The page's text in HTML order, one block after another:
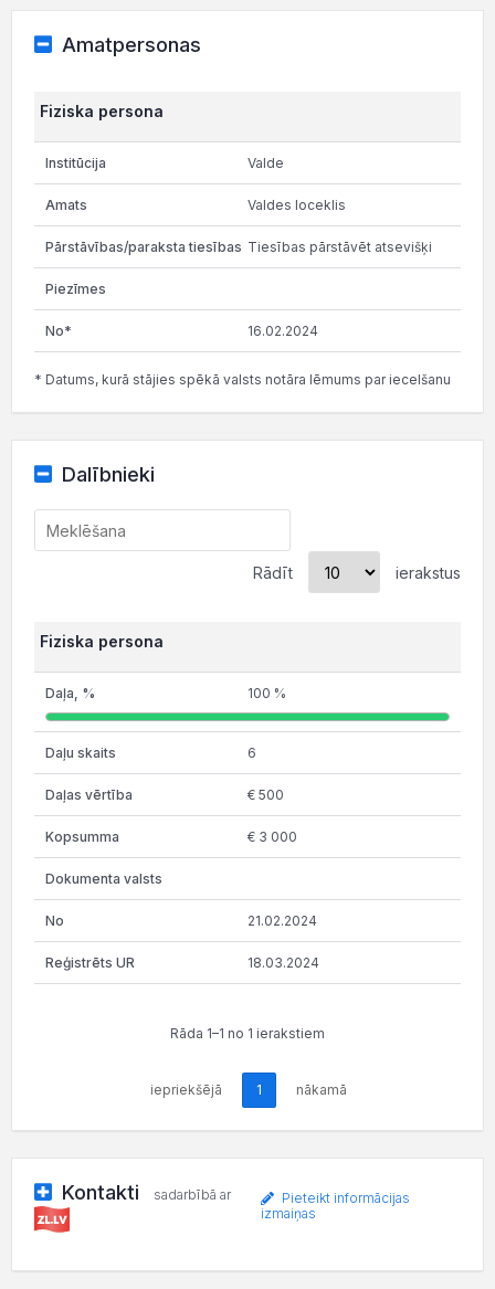
Amatpersonas
Fiziska persona
Valde
Valdes loceklis
Tiesības pārstāvēt atsevišķi
16.02.2024
* Datums, kurā stājies spēkā valsts notāra lēmums par iecelšanu
Dalībnieki
Rādīt ierakstus
Fiziska persona
100 %
6
€ 500
€ 3 000
21.02.2024
18.03.2024
Rāda 1–1 no 1 ierakstiem
iepriekšējā 1 nākamā
Kontakti sadarbībā ar
Pieteikt informācijas
izmaiņas